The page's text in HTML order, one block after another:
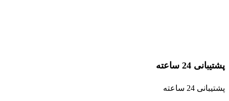
پشتیبانی 24 ساعته
پشتیبانی 24 ساعته